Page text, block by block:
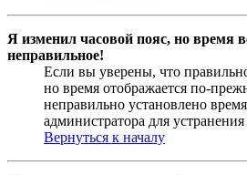
Я изменил часовой пояс, но время
неправильное!
Если вы уверены, что
но время отображается по-
неправильно установлено
администратора для
Вернуться к началу